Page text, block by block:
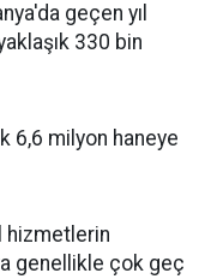
geçen yıl
330 bin
6,6 milyon haneye
hizmetlerin
genellikle çok geç